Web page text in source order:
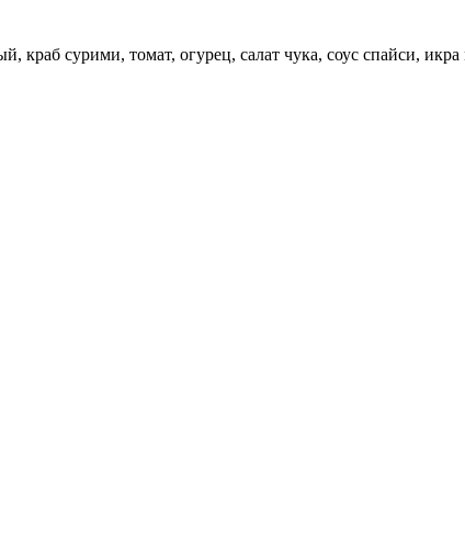
краб сурими, томат, огурец, салат чука, соус спайси,